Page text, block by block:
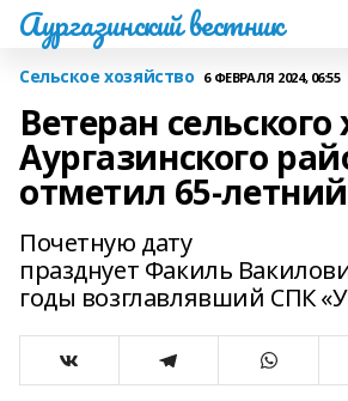
Аургазинский вестник
Сельское хозяйство 6 ФЕВРАЛЯ 2024, 06:55
Ветеран сельского
Аургазинского
отметил 65-
Почетную дату
празднует Факиль
годы возглавлявший СПК